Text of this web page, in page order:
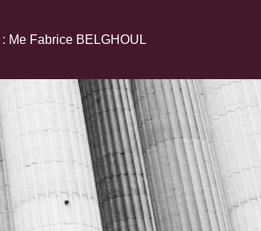
: Me Fabrice BELGHOUL